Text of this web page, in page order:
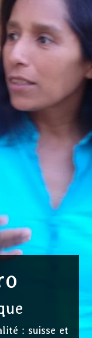
: suisse et